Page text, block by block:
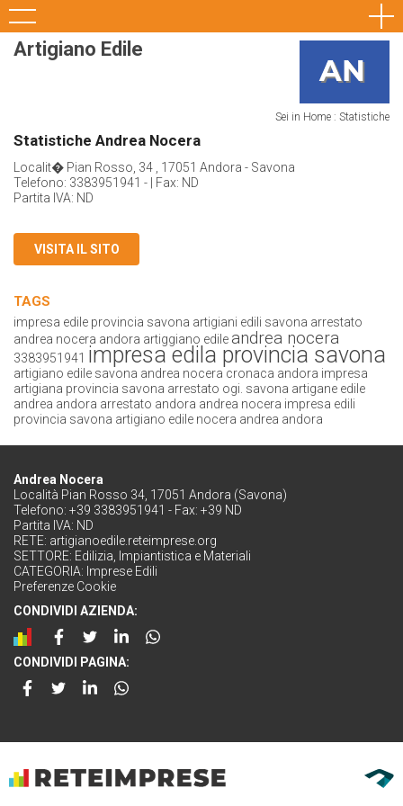
Artigiano Edile
Sei in Home : Statistiche
Statistiche Andrea Nocera
Localit� Pian Rosso, 34 , 17051 Andora - Savona
Telefono: 3383951941 - | Fax: ND
Partita IVA: ND
VISITA IL SITO
TAGS
impresa edile provincia savona artigiani edili savona arrestato
andrea nocera andora artiggiano edile andrea nocera
3383951941 impresa edila provincia savona
artigiano edile savona andrea nocera cronaca andora impresa
artigiana provincia savona arrestato ogi. savona artigane edile
andrea andora arrestato andora andrea nocera impresa edili
provincia savona artigiano edile nocera andrea andora
Andrea Nocera
Località Pian Rosso 34, 17051 Andora (Savona)
Telefono: +39 3383951941 - Fax: +39 ND
Partita IVA: ND
RETE: artigianoedile.reteimprese.org
SETTORE: Edilizia, Impiantistica e Materiali
CATEGORIA: Imprese Edili
Preferenze Cookie
CONDIVIDI AZIENDA:
CONDIVIDI PAGINA: